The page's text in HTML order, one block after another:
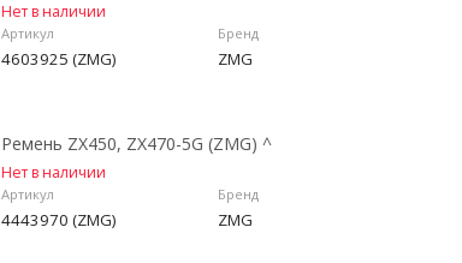
Нет в наличии
Артикул
4603925 (ZMG)
Бренд
ZMG
Ремень ZX450, ZX470-5G (ZMG) ^
Нет в наличии
Артикул
4443970 (ZMG)
Бренд
ZMG